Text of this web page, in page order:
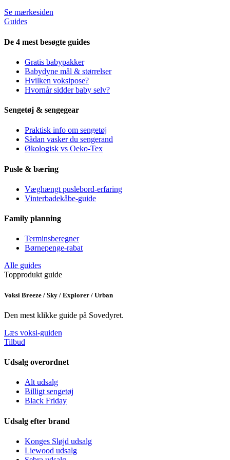
Se mærkesiden
Guides
De 4 mest besøgte guides
Gratis babypakker
Babydyne mål & størrelser
Hvilken voksipose?
Hvornår sidder baby selv?
Sengetøj & sengegear
Praktisk info om sengetøj
Sådan vasker du sengerand
Økologisk vs Oeko-Tex
Pusle & bæring
Væghængt puslebord-erfaring
Vinterbadekåbe-guide
Family planning
Terminsberegner
Børnepenge-rabat
Alle guides
Topprodukt guide
Voksi Breeze / Sky / Explorer / Urban
Den mest klikke guide på Sovedyret.
Læs voksi-guiden
Tilbud
Udsalg overordnet
Alt udsalg
Billigt sengetøj
Black Friday
Udsalg efter brand
Konges Sløjd udsalg
Liewood udsalg